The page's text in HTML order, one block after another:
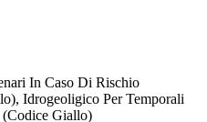
In Caso Di Rischio
Idrogeoligico Per Temporali
Giallo)